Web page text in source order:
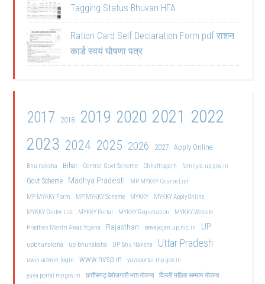
Tagging Status Bhuvan HFA
Ration Card Self Declaration Form pdf राशन
कार्ड स्वयं घोषणा पत्र
2017 2018 2019 2020 2021 2022
2023 2024 2025 2026 2027 Apply Online
Bhu naksha Bihar Central Govt Scheme Chhattisgarh familyid.up.gov.in
Govt Scheme Madhya Pradesh
MP MYKKY Course List
MP MYKKY Form
MP MYKKY Scheme MYKKY
MYKKY Apply Online
MYKKY Center List
MYKKY Portal MYKKY Registration
MYKKY Website
Pradhan Mantri Awas Yojana
Rajasthan sewayojan.up.nic.in UP
upbhunaksha up bhunaksha UP Bhu Naksha Uttar Pradesh
uwin admin login www.nvsp.in
yuvaportal.mp.gov.in
yuva portal mp gov.in
छत्तीसगढ़ बेरोजगारी भत्ता योजना दिल्ली महिला सम्मान योजना